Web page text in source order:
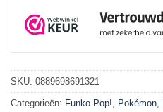
SKU: 0889698691321
Categorieën: Funko Pop! Pokémon